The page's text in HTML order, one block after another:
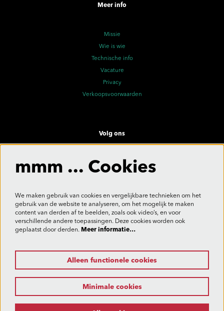
Meer info
Missie
Wie is wie
Technische info
Vacature
Privacy
Verkoopsvoorwaarden
Volg ons
Aanmelden
Deze site wordt beschermd door reCAPTCHA, dataverwerking gebeurt in overeenstemming met de
mmm ... Cookies
We maken gebruik van cookies en vergelijkbare technieken om het
gebruik van de website te analyseren, om het mogelijk te maken
content van derden af te beelden, zoals ook video’s, en voor
verschillende andere toepassingen. Deze cookies worden ook
geplaatst door derden. Meer informatie…
Alleen functionele cookies
Minimale cookies